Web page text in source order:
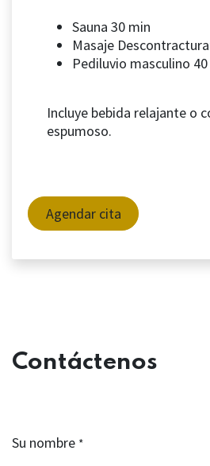
Sauna 30 min
Masaje
Pediluvio masculino
Incluye bebida relajante o
espumoso.
Agendar cita
Contáctenos
Su nombre *